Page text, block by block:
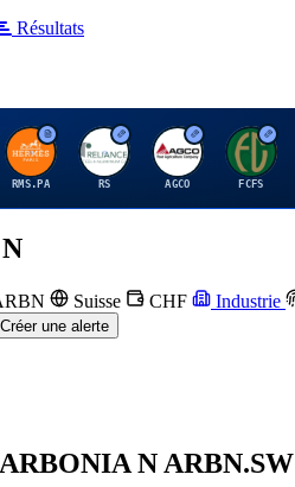
Résultats
H
RMS.PA
R
RS
A
AGCO
F
FCFS
Suisse CHF Industrie
Créer une alerte
N ARBN.SW